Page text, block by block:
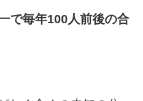
で毎年100人前後の合